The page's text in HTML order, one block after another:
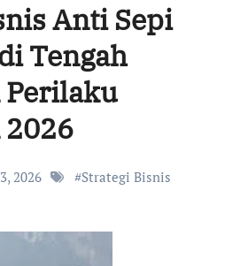
Anti Sepi
Tengah
Perilaku
2026 #Strategi Bisnis